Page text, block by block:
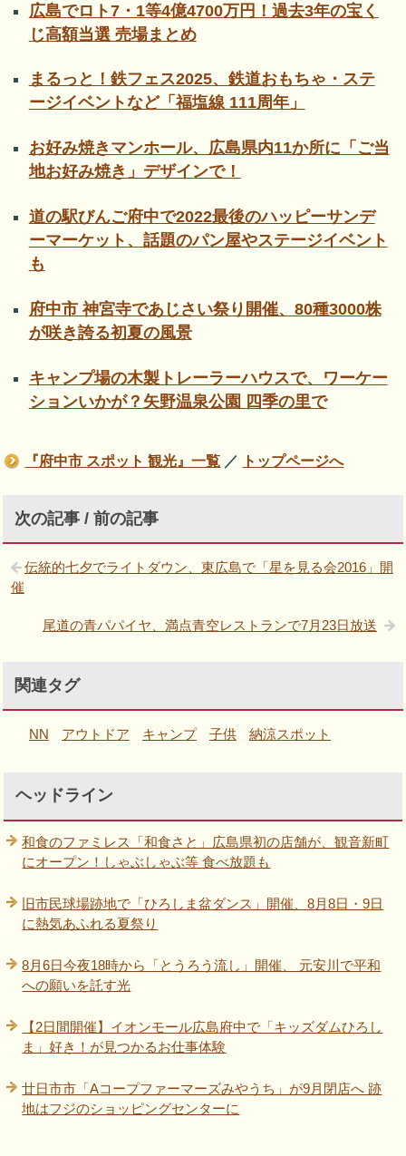
広島でロト7・1等4億4700万円！過去3年の宝く
じ高額当選 売場まとめ
まるっと！鉄フェス2025、鉄道おもちゃ・ステ
ージイベントなど「福塩線 111周年」
お好み焼きマンホール、広島県内11か所に「ご当
地お好み焼き」デザインで！
道の駅びんご府中で2022最後のハッピーサンデ
ーマーケット、話題のパン屋やステージイベント
も
府中市 神宮寺であじさい祭り開催、80種3000株
が咲き誇る初夏の風景
キャンプ場の木製トレーラーハウスで、ワーケー
ションいかが？矢野温泉公園 四季の里で
『府中市 スポット 観光』一覧 ／ トップページへ
次の記事 / 前の記事
伝統的七夕でライトダウン、東広島で「星を見る会2016」開
催
尾道の青パパイヤ、満点青空レストランで7月23日放送
関連タグ
NN アウトドア キャンプ 子供 納涼スポット
ヘッドライン
和食のファミレス「和食さと」広島県初の店舗が、観音新町
にオープン！しゃぶしゃぶ等 食べ放題も
旧市民球場跡地で「ひろしま盆ダンス」開催、8月8日・9日
に熱気あふれる夏祭り
8月6日今夜18時から「とうろう流し」開催、 元安川で平和
への願いを託す光
【2日間開催】イオンモール広島府中で「キッズダムひろし
ま」好き！が見つかるお仕事体験
廿日市市「Aコープファーマーズみやうち」が9月閉店へ 跡
地はフジのショッピングセンターに